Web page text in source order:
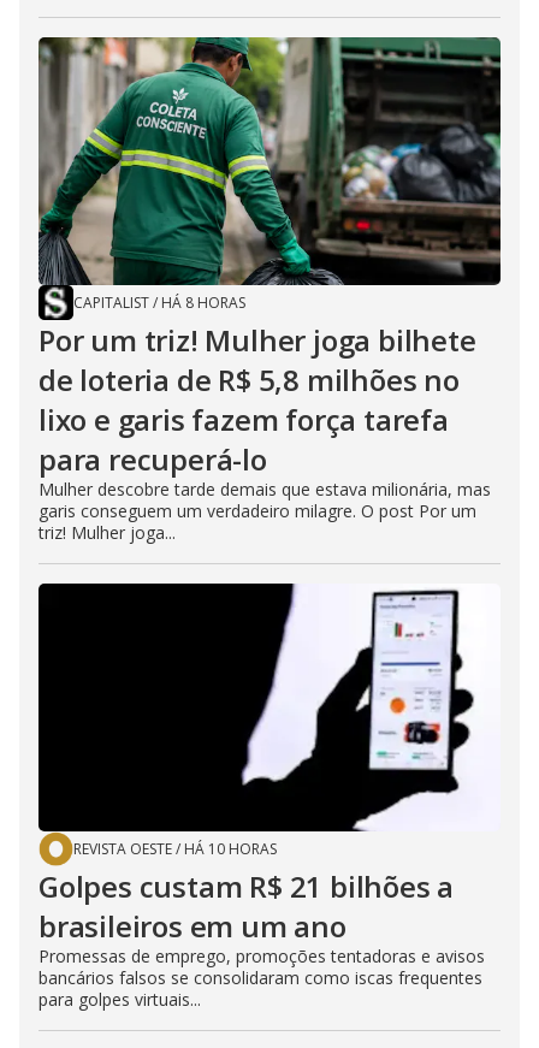
CAPITALIST/ HÁ 8 HORAS
Por um triz! Mulher joga bilhete
de loteria de R$ 5,8 milhões no
lixo e garis fazem força tarefa
para recuperá-lo
Mulher descobre tarde demais que estava milionária, mas
garis conseguem um verdadeiro milagre. O post Por um
triz! Mulher joga...
REVISTA OESTE/ HÁ 10 HORAS
Golpes custam R$ 21 bilhões a
brasileiros em um ano
Promessas de emprego, promoções tentadoras e avisos
bancários falsos se consolidaram como iscas frequentes
para golpes virtuais...